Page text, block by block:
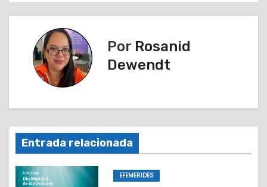
e
i
ó
n
Por Rosanid
Dewendt
Entrada relacionada
EFEMERIDES